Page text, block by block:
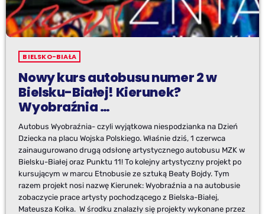
BIELSKO-BIAŁA
Nowy kurs autobusu numer 2 w
Bielsku-Białej! Kierunek?
Wyobraźnia …
Autobus Wyobraźnia- czyli wyjątkowa niespodzianka na Dzień
Dziecka na placu Wojska Polskiego. Właśnie dziś, 1 czerwca
zainaugurowano drugą odsłonę artystycznego autobusu MZK w
Bielsku-Białej oraz Punktu 11! To kolejny artystyczny projekt po
kursującym w marcu Etnobusie ze sztuką Beaty Bojdy. Tym
razem projekt nosi nazwę Kierunek: Wyobraźnia a na autobusie
zobaczycie prace artysty pochodzącego z Bielska-Białej,
Mateusza Kołka. W środku znalazły się projekty wykonane przez